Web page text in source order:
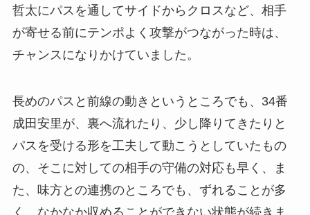
哲太にパスを通してサイドからクロスなど、相手
が寄せる前にテンポよく攻撃がつながった時は、
チャンスになりかけていました。
長めのパスと前線の動きというところでも、34番
成田安里が、裏へ流れたり、少し降りてきたりと
パスを受ける形を工夫して動こうとしていたもの
の、そこに対しての相手の守備の対応も早く、ま
た、味方との連携のところでも、ずれることが多